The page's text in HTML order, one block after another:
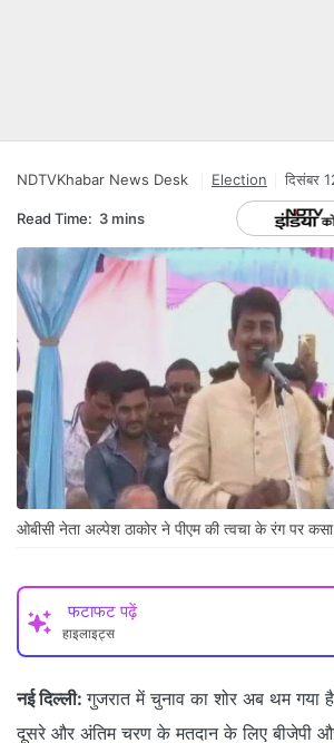
NDTVKhabar News Desk Election दिसंबर
Read Time: 3 mins
ओबीसी नेता अल्पेश ठाकोर ने पीएम की त्वचा के रंग पर
फटाफट पढ़ें
हाइलाइट्स
नई दिल्ली: गुजरात में चुनाव का शोर अब थम गया
दूसरे और अंतिम चरण के मतदान के लिए बीजेपी